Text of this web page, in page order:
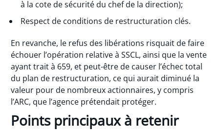
à la cote de sécurité du chef de la direction);
Respect de conditions de restructuration clés.
En revanche, le refus des libérations risquait de faire
échouer l’opération relative à SSCL, ainsi que la vente
ayant trait à 659, et peut-être de causer l’échec total
du plan de restructuration, ce qui aurait diminué la
valeur pour de nombreux actionnaires, y compris
l’ARC, que l’agence prétendait protéger.
Points principaux à retenir